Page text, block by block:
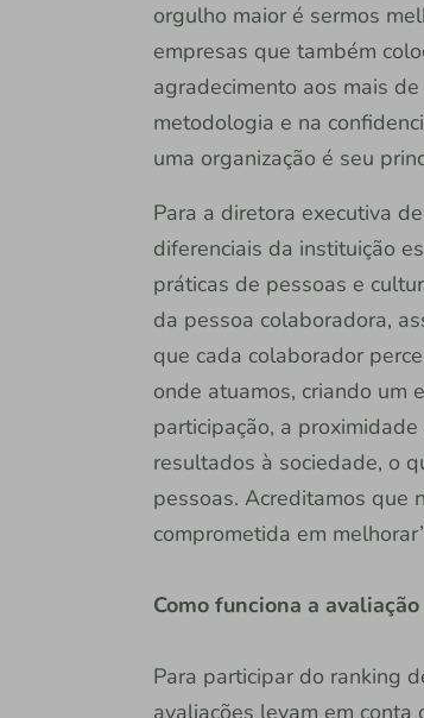
orgulho maior é sermos
empresas que também
agradecimento aos mais
metodologia e na
uma organização é seu
Para a diretora executiva
diferenciais da instituição
práticas de pessoas e
da pessoa colaboradora,
que cada colaborador
onde atuamos, criando um
participação, a
resultados à sociedade, o
pessoas. Acreditamos que
comprometida em
Como funciona a
Para participar do ranking
avaliações levam em conta